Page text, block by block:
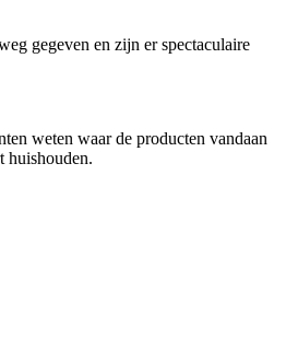
gegeven en zijn er spectaculaire
weten waar de producten vandaan
huishouden.